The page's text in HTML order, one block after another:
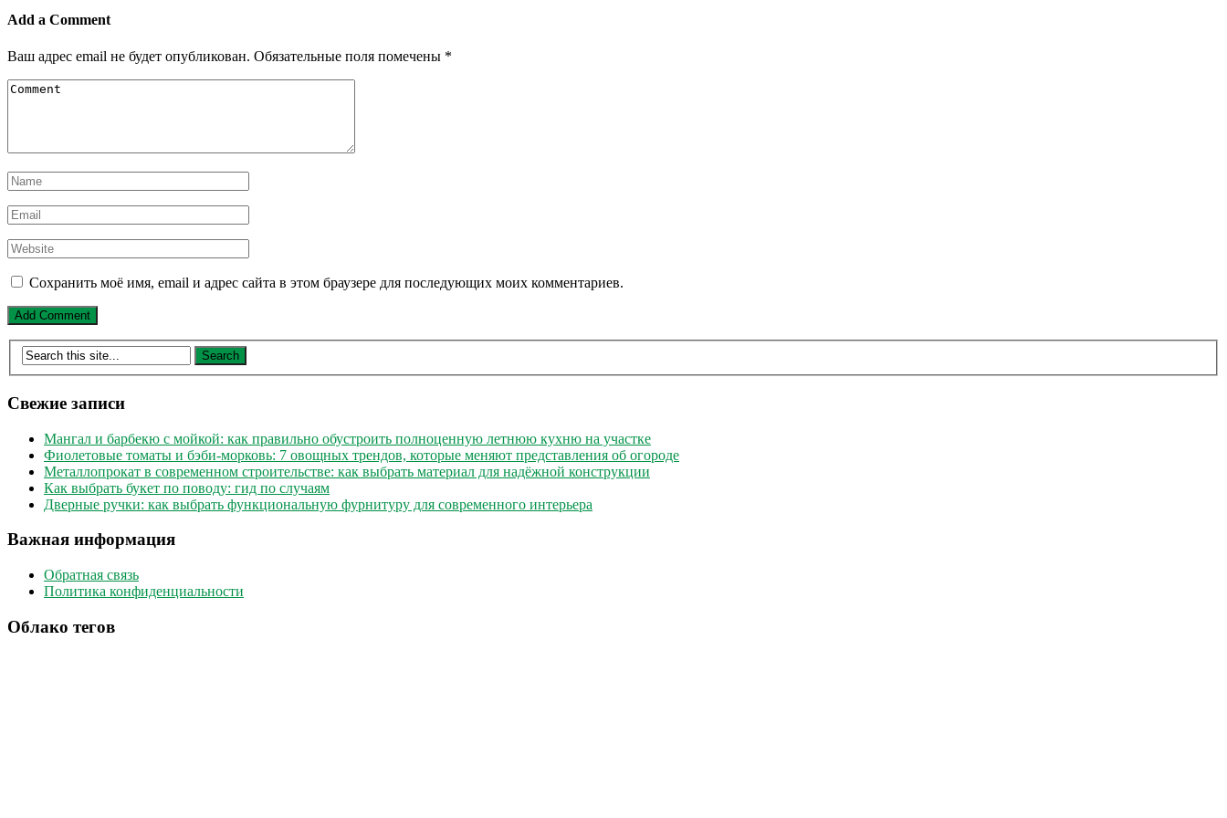
Add a Comment
Ваш адрес email не будет опубликован. Обязательные поля помечены *
Сохранить моё имя, email и адрес сайта в этом браузере для последующих моих комментариев.
Свежие записи
Мангал и барбекю с мойкой: как правильно обустроить полноценную летнюю кухню на участке
Фиолетовые томаты и бэби-морковь: 7 овощных трендов, которые меняют представления об огороде
Металлопрокат в современном строительстве: как выбрать материал для надёжной конструкции
Как выбрать букет по поводу: гид по случаям
Дверные ручки: как выбрать функциональную фурнитуру для современного интерьера
Важная информация
Обратная связь
Политика конфиденциальности
Облако тегов